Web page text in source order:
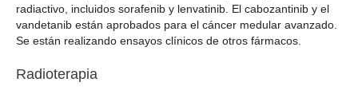
radiactivo, incluidos sorafenib y lenvatinib. El cabozantinib y el
vandetanib están aprobados para el cáncer medular avanzado.
Se están realizando ensayos clínicos de otros fármacos.
Radioterapia